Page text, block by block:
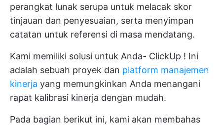
perangkat lunak serupa untuk melacak skor
tinjauan dan penyesuaian, serta menyimpan
catatan untuk referensi di masa mendatang.
Kami memiliki solusi untuk Anda- ClickUp ! Ini
adalah sebuah proyek dan platform manajemen
kinerja yang memungkinkan Anda menangani
rapat kalibrasi kinerja dengan mudah.
Pada bagian berikut ini, kami akan membahas